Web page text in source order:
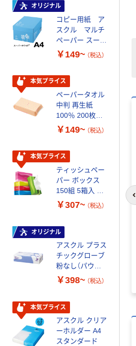
オリジナル
コピー用紙 ア
スクル マルチ
ペーパー スーパ
ーホワイト+
￥149~ （税込）
本気プライス
ペーパータオル
中判 再生紙
100％ 200枚
FSC認証 シング
￥149~ （税込）
本気プライス
ティッシュペー
パー ボックス
150組 5箱入 ア
スクル スマート
証
￥307~ （税込）
オリジナル
アスクル プラス
チックグローブ
粉なし（パウダ
ーフリー）
￥398~ （税込）
本気プライス
アスクル クリア
ーホルダー A4
スタンダード